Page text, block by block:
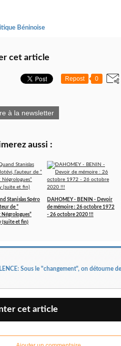
Béninoise
cet article
Repost 0
à la newsletter
aussi :
Stanislas Spéro
de ”
(suite et fin)
DAHOMEY - BENIN - Devoir
de mémoire : 26 octobre 1972
- 26 octobre 2020 !!!
cet article